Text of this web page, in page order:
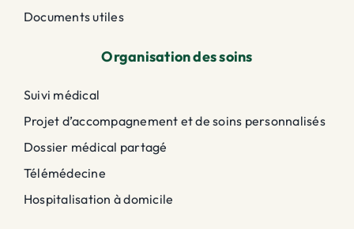
Documents utiles
Organisation des soins
Suivi médical
Projet d’accompagnement et de soins personnalisés
Dossier médical partagé
Télémédecine
Hospitalisation à domicile